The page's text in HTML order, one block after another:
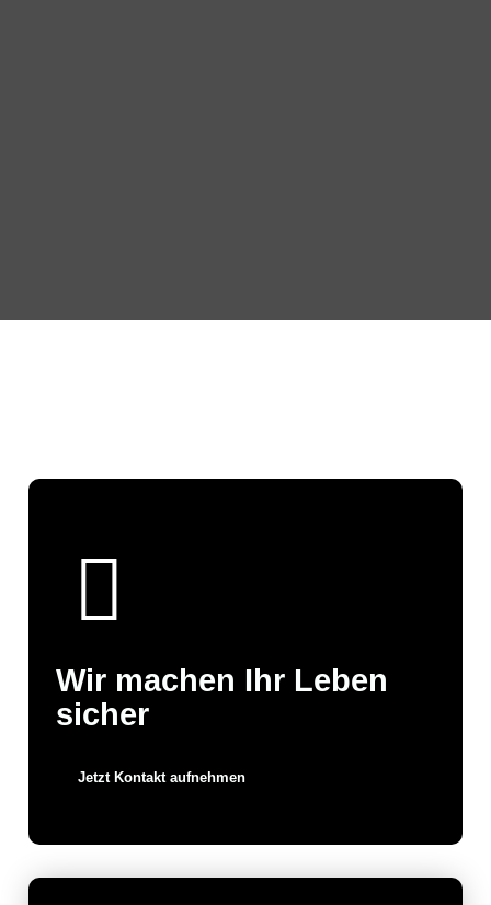
Wir machen Ihr Leben
sicher
Jetzt Kontakt aufnehmen